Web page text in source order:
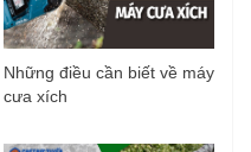
Những điều cần biết về máy
cưa xích